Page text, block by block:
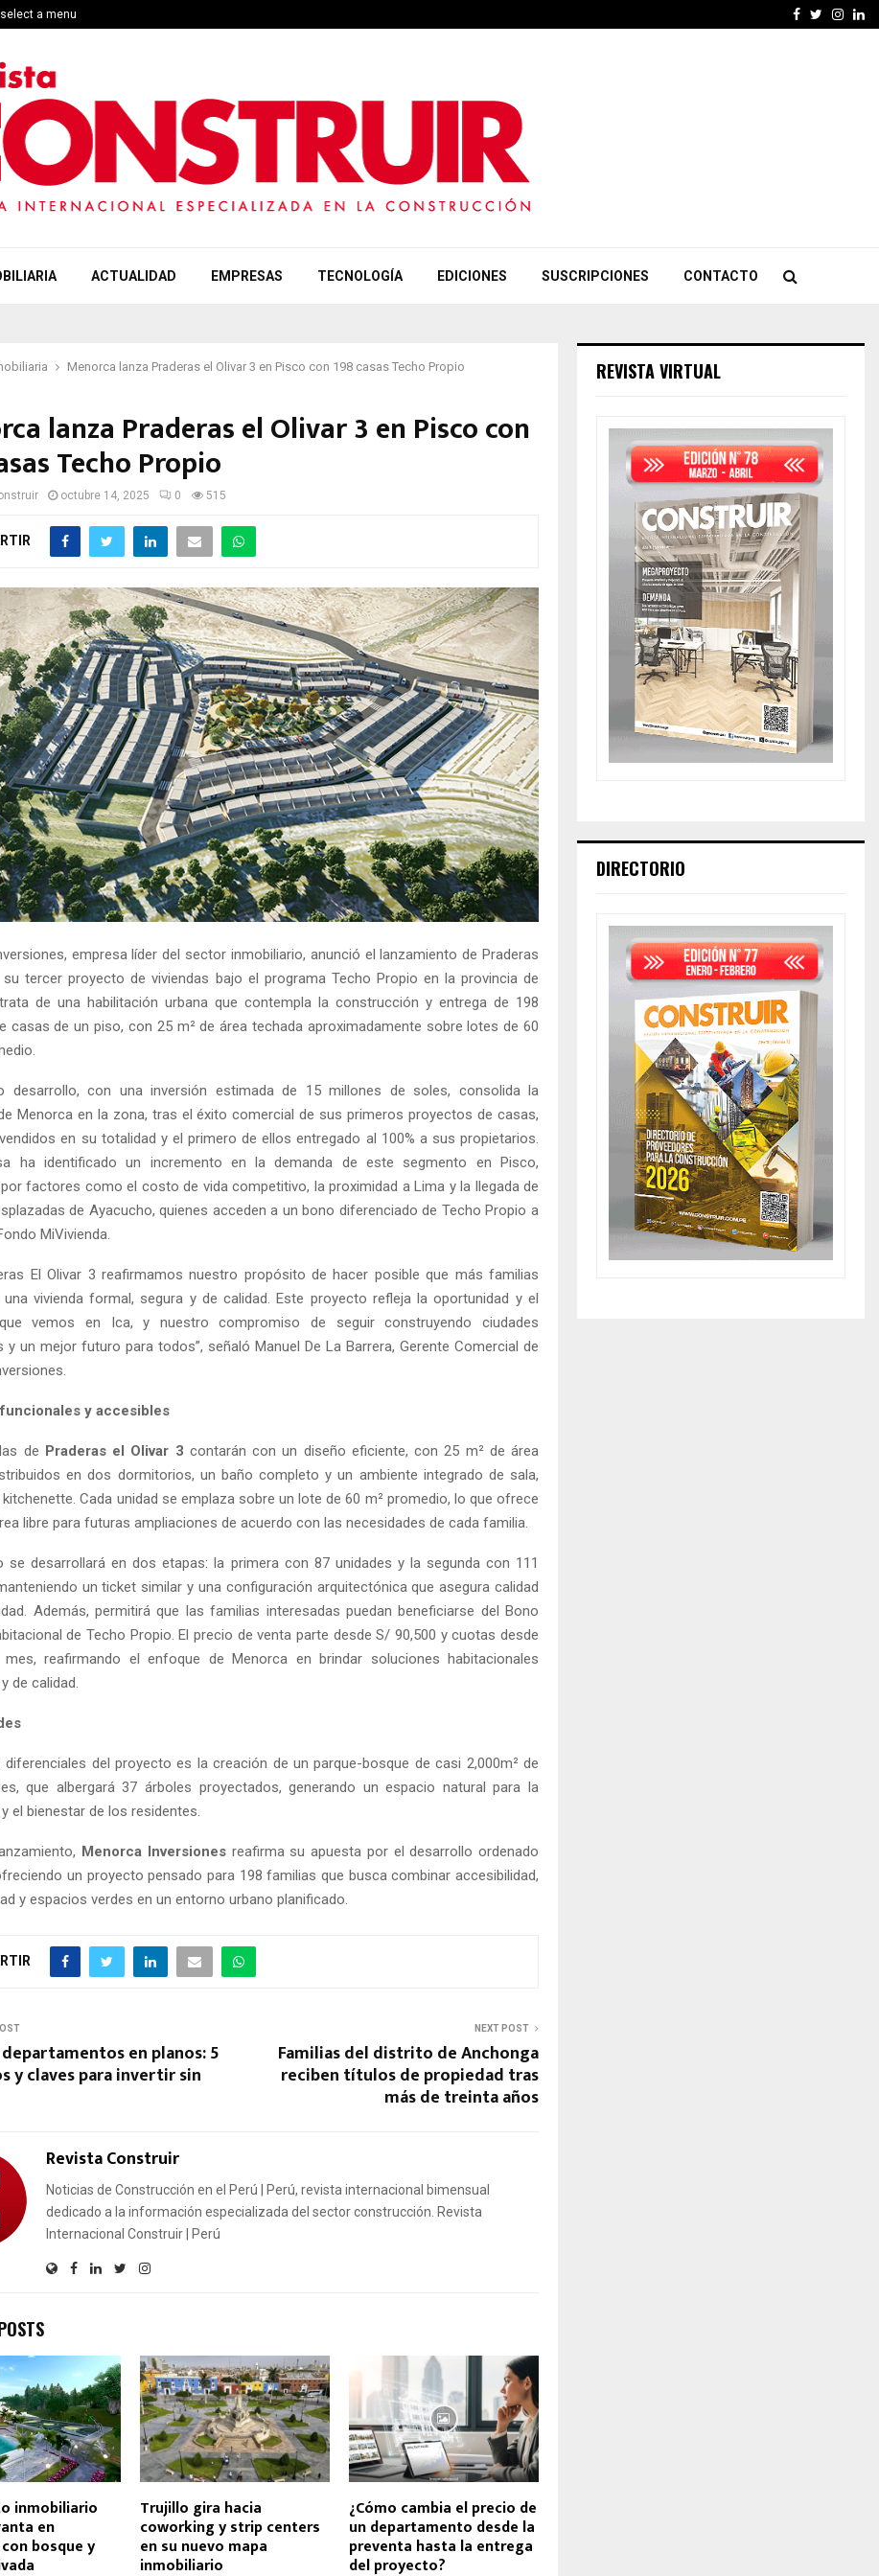
a menu Facebook
Twitter
ACTUALIDAD EMPRESAS TECNOLOGÍA EDICIONES SUSCRIPCIONES CONTACTO
Menorca lanza Praderas el Olivar 3 en Pisco con 198 casas Techo Propio
lanza Praderas el Olivar 3 en Pisco con
Techo Propio
octubre 14, 2025 0 515
empresa líder del sector inmobiliario, anunció el lanzamiento de Praderas
su tercer proyecto de viviendas bajo el programa Techo Propio en la provincia de
de una habilitación urbana que contempla la construcción y entrega de 198
casas de un piso, con 25 m² de área techada aproximadamente sobre lotes de 60
desarrollo, con una inversión estimada de 15 millones de soles, consolida la
Menorca en la zona, tras el éxito comercial de sus primeros proyectos de casas,
en su totalidad y el primero de ellos entregado al 100% a sus propietarios.
ha identificado un incremento en la demanda de este segmento en Pisco,
factores como el costo de vida competitivo, la proximidad a Lima y la llegada de
de Ayacucho, quienes acceden a un bono diferenciado de Techo Propio a
MiVivienda.
El Olivar 3 reafirmamos nuestro propósito de hacer posible que más familias
vivienda formal, segura y de calidad. Este proyecto refleja la oportunidad y el
vemos en Ica, y nuestro compromiso de seguir construyendo ciudades
y un mejor futuro para todos”, señaló Manuel De La Barrera, Gerente Comercial de
y accesibles
de Praderas el Olivar 3 contarán con un diseño eficiente, con 25 m² de área
en dos dormitorios, un baño completo y un ambiente integrado de sala,
Cada unidad se emplaza sobre un lote de 60 m² promedio, lo que ofrece
libre para futuras ampliaciones de acuerdo con las necesidades de cada familia.
se desarrollará en dos etapas: la primera con 87 unidades y la segunda con 111
un ticket similar y una configuración arquitectónica que asegura calidad
Además, permitirá que las familias interesadas puedan beneficiarse del Bono
de Techo Propio. El precio de venta parte desde S/ 90,500 y cuotas desde
mes, reafirmando el enfoque de Menorca en brindar soluciones habitacionales
de calidad.
diferenciales del proyecto es la creación de un parque-bosque de casi 2,000m² de
que albergará 37 árboles proyectados, generando un espacio natural para la
el bienestar de los residentes.
Menorca Inversionesreafirma su apuesta por el desarrollo ordenado
un proyecto pensado para 198 familias que busca combinar accesibilidad,
y espacios verdes en un entorno urbano planificado.
en planos: 5
y claves para invertir sin
NEXT POST
Familias del distrito de Anchonga
reciben títulos de propiedad tras
más de treinta años
Revista Construir
Noticias de Construcción en el Perú | Perú, revista internacional bimensual
dedicado a la información especializada del sector construcción. Revista
Internacional Construir | Perú
inmobiliario
en
bosque y
Trujillo gira hacia
coworking y strip centers
en su nuevo mapa
inmobiliario
¿Cómo cambia el precio de
un departamento desde la
preventa hasta la entrega
del proyecto?
REVISTA VIRTUAL
DIRECTORIO